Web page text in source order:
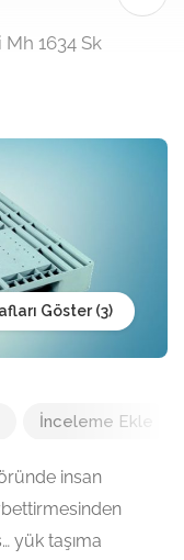
1634 Sk
Göster
İnceleme Ekle
insan
yük taşıma